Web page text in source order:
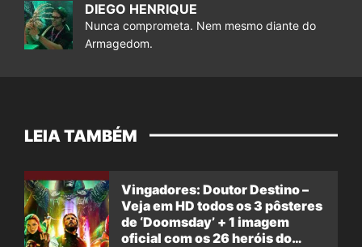
DIEGO HENRIQUE
Nunca comprometa. Nem mesmo diante do
Armagedom.
LEIA TAMBÉM
Vingadores: Doutor Destino –
Veja em HD todos os 3 pôsteres
de ‘Doomsday’ + 1 imagem
oficial com os 26 heróis do